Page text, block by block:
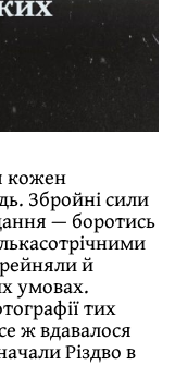
кожен
Збройні сили
— боротись
й
умовах.
тих
ж вдавалося
Різдво в